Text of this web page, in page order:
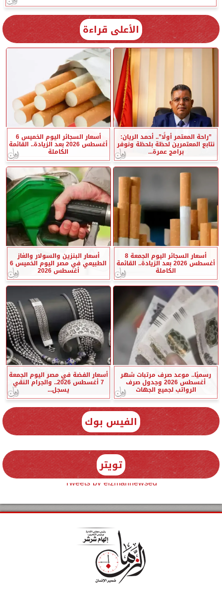
الأعلى قراءة
”راحة المعتمر أولًا”.. أحمد الريان:
نتابع المعتمرين لحظة بلحظة ونوفر
برامج عمرة...
أسعار السجائر اليوم الخميس 6
أغسطس 2026 بعد الزيادة.. القائمة
الكاملة
أسعار السجائر اليوم الجمعة 8
أغسطس 2026 بعد الزيادة.. القائمة
الكاملة
أسعار البنزين والسولار والغاز
الطبيعي في مصر اليوم الخميس 6
أغسطس 2026
رسميًا.. موعد صرف مرتبات شهر
أغسطس 2026 وجدول صرف
الرواتب لجميع الجهات
أسعار الفضة في مصر اليوم الجمعة
7 أغسطس 2026.. والجرام النقي
يسجل...
الفيس بوك
تويتر
Tweets by elzmannewseg